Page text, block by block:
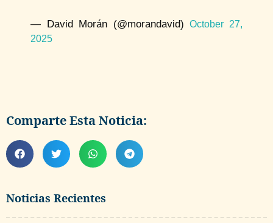
Noticias Recientes
— David Morán (@morandavid)October 27,
2025
Comparte Esta Noticia: